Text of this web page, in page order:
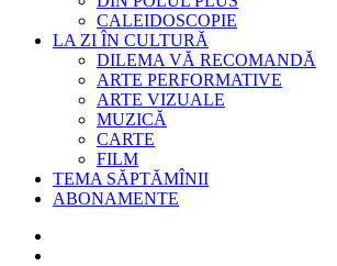
CALEIDOSCOPIE
LA ZI ÎN CULTURĂ
DILEMA VĂ RECOMANDĂ
ARTE PERFORMATIVE
ARTE VIZUALE
MUZICĂ
CARTE
FILM
TEMA SĂPTĂMÎNII
ABONAMENTE